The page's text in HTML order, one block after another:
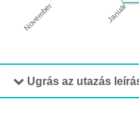
November Január
Ugrás az utazás